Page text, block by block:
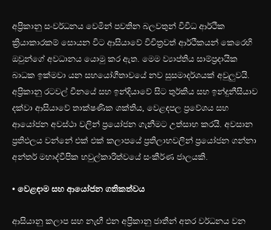
අප්‍රිකානු සංවර්ධනය වෙමින් පවතින බලවතුන් විවිධ ආර්ථික
ක්‍රියාකාරකම් සොයන විට ආසියාවේ විචිත්‍රවත් ආර්ථිකයන් කෙරෙහි
ඔවුන්ගේ අවධානය යොමු කර ඇත. මෙම ව්‍යාප්තිය සාම්ප්‍රදායික
බාධක ඉක්මවා යන සහයෝගීතාවයේ නව සුසමාදර්ශයක් අවුලුවයි.
අප්‍රිකානු රටවල් චීනයේ සහ ඉන්දියාවේ සිට තුර්කිය සහ ඉන්දුනීසියාව
දක්වා ආසියාවේ තාක්ෂණික ශක්තිය, වෙළඳපල ප්‍රවේශය සහ
ආයෝජන අවස්ථා වලින් ප්‍රයෝජන ගැනීමට උත්සාහ කරයි. අවසාන
ප්‍රතිඵලය වන්නේ එක් එක් කලාපයේ ප්‍රතිලාභවලින් ප්‍රයෝජන ගන්නා
අන්තර් මහාද්වීපික හවුල්කාරිත්වයේ සංකීර්ණ ජාලයකි.
• වෙළඳාම සහ ආයෝජන ගතිකත්වය
ආසියානු කලාප සහ නැඟී එන අප්‍රිකානු ජාතීන් අතර වර්ධනය වන